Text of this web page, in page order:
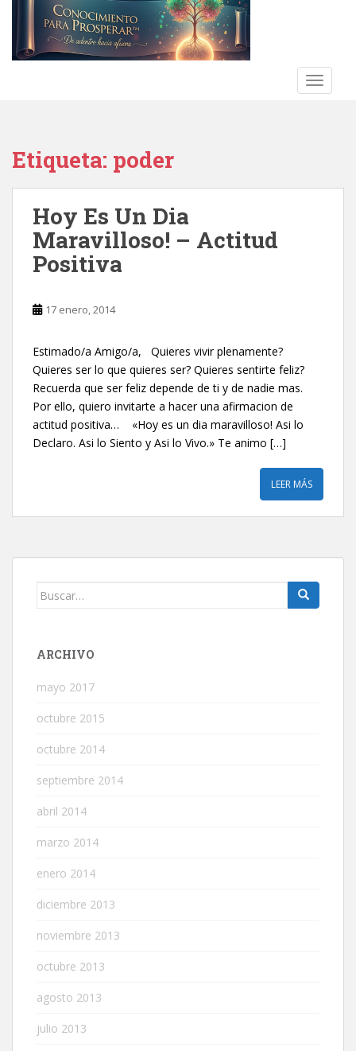
Etiqueta: poder
Hoy Es Un Dia
Maravilloso! – Actitud
Positiva
17 enero, 2014
Estimado/a Amigo/a, Quieres vivir plenamente?
Quieres ser lo que quieres ser? Quieres sentirte feliz?
Recuerda que ser feliz depende de ti y de nadie mas.
Por ello, quiero invitarte a hacer una afirmacion de
actitud positiva… «Hoy es un dia maravilloso! Asi lo
Declaro. Asi lo Siento y Asi lo Vivo.» Te animo […]
LEER MÁS
Buscar:
ARCHIVO
mayo 2017
octubre 2015
octubre 2014
septiembre 2014
abril 2014
marzo 2014
enero 2014
diciembre 2013
noviembre 2013
octubre 2013
agosto 2013
julio 2013